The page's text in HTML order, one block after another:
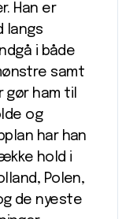
Han er
langs
i både
samt
ham til
og
har han
hold i
Polen,
de nyeste